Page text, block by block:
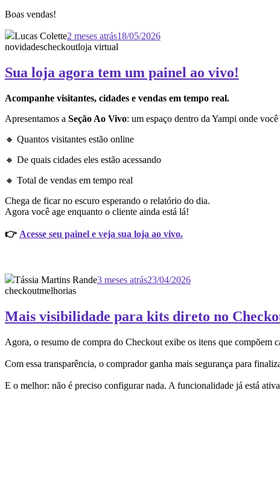
Boas vendas!
Lucas Colette2 meses atrás18/05/2026
novidadescheckoutloja virtual
Sua loja agora tem um painel ao vivo!
Acompanhe visitantes, cidades e vendas em tempo real.
Apresentamos a Seção Ao Vivo: um espaço dentro da Yampi onde
🔸 Quantos visitantes estão online
🔸 De quais cidades eles estão acessando
🔸 Total de vendas em tempo real
Chega de ficar no escuro esperando o relatório do dia.
Agora você age enquanto o cliente ainda está lá!
👉 Acesse seu painel e veja sua loja ao vivo.
Tássia Martins Rande3 meses atrás23/04/2026
checkoutmelhorias
Mais visibilidade para kits direto no
Agora, o resumo de compra do Checkout exibe os itens que compõem
Com essa transparência, o comprador ganha mais segurança para
E o melhor: não é preciso configurar nada. A funcionalidade já está